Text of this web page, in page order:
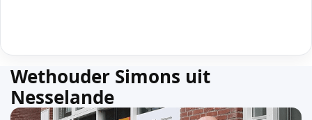
Wethouder Simons uit
Nesselande